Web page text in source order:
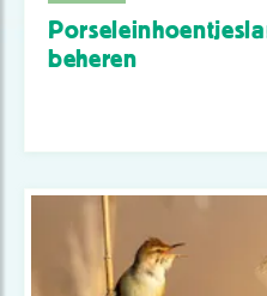
beheren